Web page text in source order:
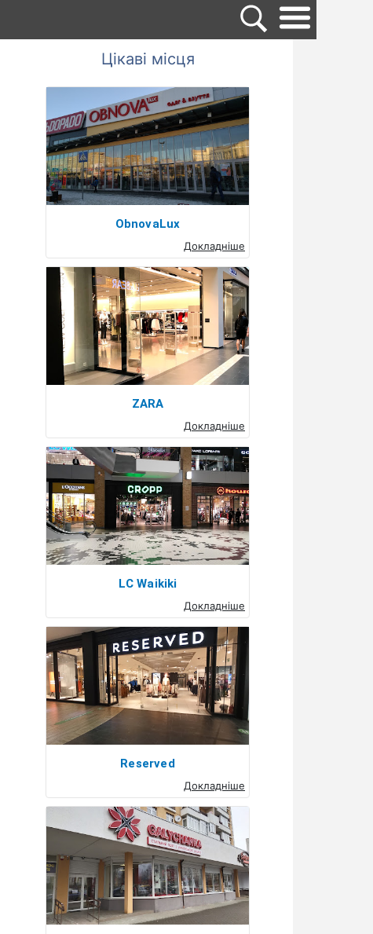
Цікаві місця
ObnovaLux
Докладніше
ZARA
Докладніше
LC Waikiki
Докладніше
Reserved
Докладніше